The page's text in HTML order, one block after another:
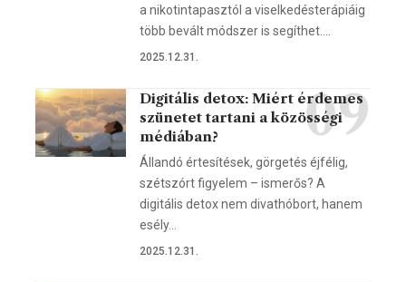
a nikotintapasztól a viselkedésterápiáig
több bevált módszer is segíthet.…
2025.12.31.
Digitális detox: Miért érdemes
szünetet tartani a közösségi
médiában?
Állandó értesítések, görgetés éjfélig,
szétszórt figyelem – ismerős? A
digitális detox nem divathóbort, hanem
esély…
2025.12.31.